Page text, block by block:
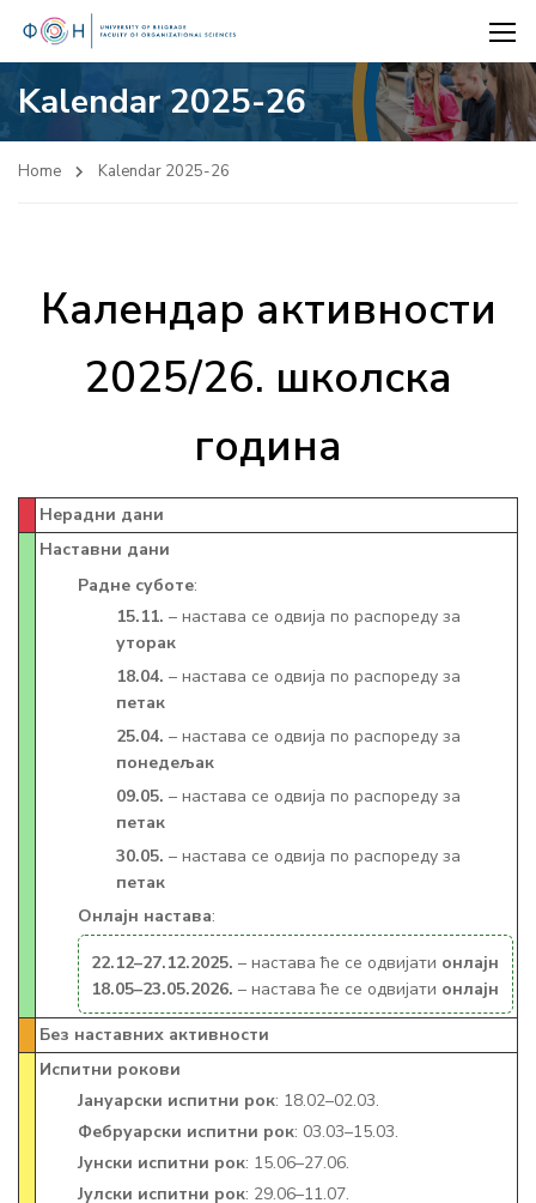
Kalendar 2025-26
Home Kalendar 2025-26
Календар активности
2025/26. школска
година
Нерадни дани
Наставни дани
Радне суботе:
15.11. – настава се одвија по распореду за
уторак
18.04. – настава се одвија по распореду за
петак
25.04. – настава се одвија по распореду за
понедељак
09.05. – настава се одвија по распореду за
петак
30.05. – настава се одвија по распореду за
петак
Онлајн настава:
22.12–27.12.2025. – настава ће се одвијати онлајн
18.05–23.05.2026. – настава ће се одвијати онлајн
Без наставних активности
Испитни рокови
Јануарски испитни рок: 18.02–02.03.
Фебруарски испитни рок: 03.03–15.03.
Јунски испитни рок: 15.06–27.06.
Јулски испитни рок: 29.06–11.07.